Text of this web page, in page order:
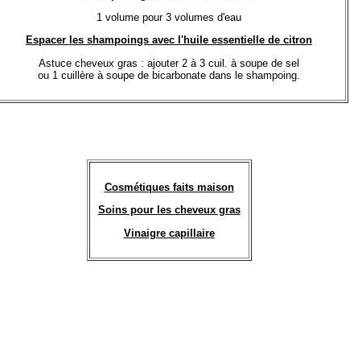
1 volume pour 3 volumes d'eau
Espacer les shampoings avec l'huile essentielle de citron
Astuce cheveux gras : ajouter 2 à 3 cuil. à soupe de sel
ou 1 cuillère à soupe de bicarbonate dans le shampoing.
Cosmétiques faits maison
Soins pour les cheveux gras
Vinaigre capillaire